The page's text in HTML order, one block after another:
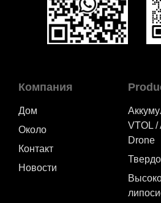
Компания
Дом
Около
Контакт
Новости
VTOL /
Drone